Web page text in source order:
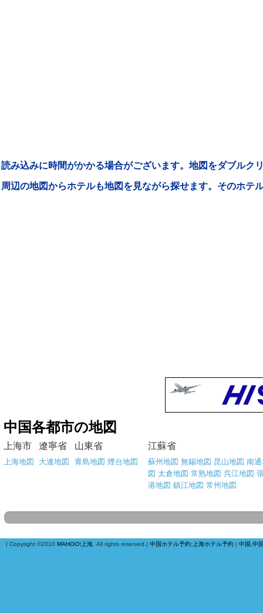
読み込みに時間がかかる場合がございます。地図をダブルク
周辺の地図からホテルも地図を見ながら探せます。そのホテ
中国各都市の地図
上海市 遼寧省 山東省 江蘇省
上海地図 大連地図 青島地図 煙台地図 蘇州地図 無錫地図 昆山地図 南
図 太倉地図 常熟地図 呉江地図
港地図 鎮江地図 常州地図
| Copyright ©2010 MAHOO!上海 , All rights reserved.| 中国ホテル予約: 上海ホテル予約 | 中国,中